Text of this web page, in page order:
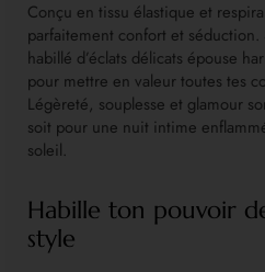
Conçu en tissu élastique et
parfaitement confort et
habillé d’éclats délicats épouse
pour mettre en valeur toutes tes
Légèreté, souplesse et glamour
soit pour une nuit intime
soleil.
Habille ton pouvoir
style